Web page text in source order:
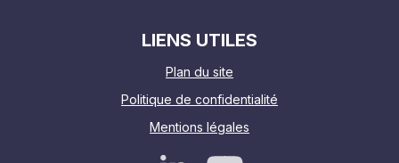
LIENS UTILES
Plan du site
Politique de confidentialité
Mentions légales